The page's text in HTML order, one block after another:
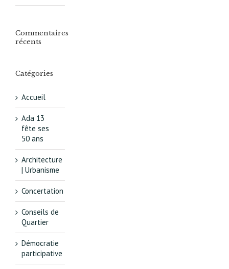
Commentaires
récents
Catégories
Accueil
Ada 13
fête ses
50 ans
Architecture
| Urbanisme
Concertation
Conseils de
Quartier
Démocratie
participative